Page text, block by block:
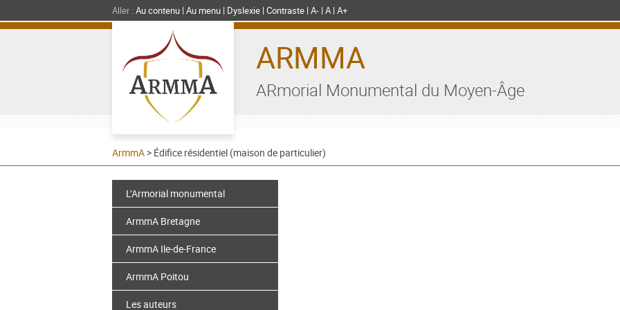
Aller : Au contenu Au menu Dyslexie Contraste A- A A+
ARMMA
ARmorial Monumental du Moyen-Âge
ArmmA > Édifice résidentiel (maison de particulier)
L’Armorial monumental
ArmmA Bretagne
ArmmA Ile-de-France
ArmmA Poitou
Les auteurs